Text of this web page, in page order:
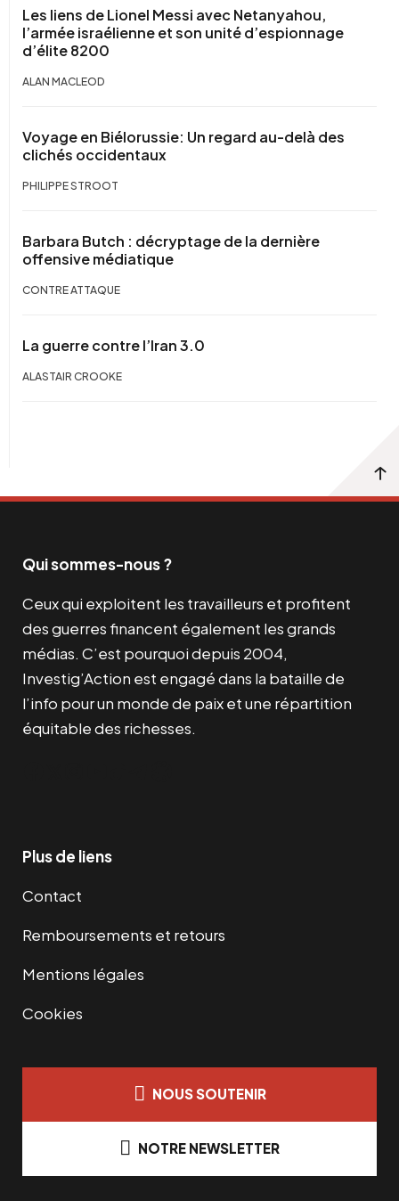
Les liens de Lionel Messi avec Netanyahou,
l’armée israélienne et son unité d’espionnage
d’élite 8200
ALAN MACLEOD
Voyage en Biélorussie: Un regard au-delà des
clichés occidentaux
PHILIPPE STROOT
Barbara Butch : décryptage de la dernière
offensive médiatique
CONTRE ATTAQUE
La guerre contre l’Iran 3.0
ALASTAIR CROOKE
Qui sommes-nous ?
Ceux qui exploitent les travailleurs et profitent
des guerres financent également les grands
médias. C’est pourquoi depuis 2004,
Investig’Action est engagé dans la bataille de
l’info pour un monde de paix et une répartition
équitable des richesses.
Plus de liens
Contact
Remboursements et retours
Mentions légales
Cookies
NOUS SOUTENIR
NOTRE NEWSLETTER